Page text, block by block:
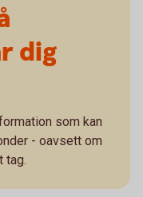
dig
som kan
- oavsett om
tag.